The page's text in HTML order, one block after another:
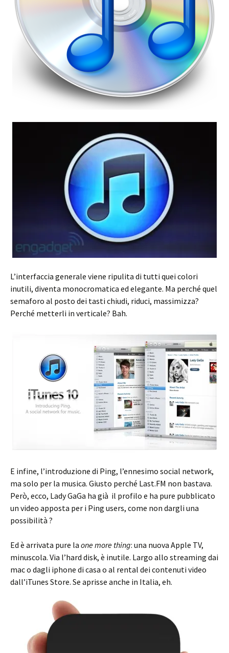
L’interfaccia generale viene ripulita di tutti quei colori
inutili, diventa monocromatica ed elegante. Ma perché quel
semaforo al posto dei tasti chiudi, riduci, massimizza?
Perché metterli in verticale? Bah.
E infine, l’introduzione di Ping, l’ennesimo social network,
ma solo per la musica. Giusto perché Last.FM non bastava.
Però, ecco, Lady GaGa ha già il profilo e ha pure pubblicato
un video apposta per i Ping users, come non dargli una
possibilità ?
Ed è arrivata pure la one more thing: una nuova Apple TV,
minuscola. Via l’hard disk, è inutile. Largo allo streaming dai
mac o dagli iphone di casa o al rental dei contenuti video
dall’iTunes Store. Se aprisse anche in Italia, eh.